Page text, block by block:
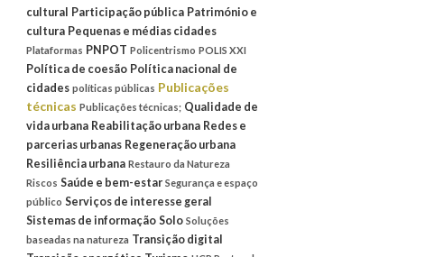
cultural Participação pública Património e
cultura Pequenas e médias cidades
Plataformas PNPOT Policentrismo POLIS XXI
Política de coesão Política nacional de
cidades políticas públicas Publicações
técnicas Publicações técnicas; Qualidade de
vida urbana Reabilitação urbana Redes e
parcerias urbanas Regeneração urbana
Resiliência urbana Restauro da Natureza
Riscos Saúde e bem-estar Segurança e espaço
público Serviços de interesse geral
Sistemas de informação Solo Soluções
baseadas na natureza Transição digital